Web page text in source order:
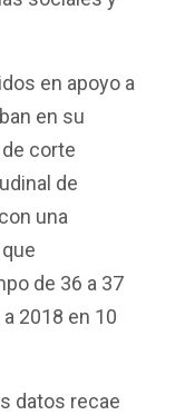
en apoyo a
en su
corte
de
una
de 36 a 37
2018 en 10
datos recae